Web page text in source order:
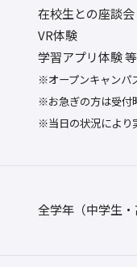
在校生との座談会
VR体験
学習アプリ体験 等
※オープンキャンパ
※お急ぎの方は受付
※当日の状況により
全学年（中学生